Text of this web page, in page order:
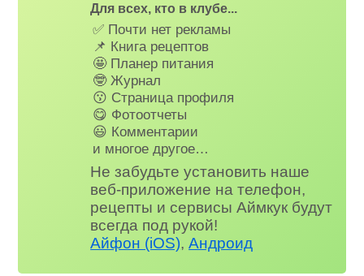
Для всех, кто в клубе...
✅ Почти нет рекламы
📌 Книга рецептов
🤩 Планер питания
🤓 Журнал
😗 Страница профиля
😋 Фотоотчеты
😃 Комментарии
и многое другое…
Не забудьте установить наше
веб-приложение на телефон,
рецепты и сервисы Аймкук будут
всегда под рукой!
Айфон (iOS),Андроид